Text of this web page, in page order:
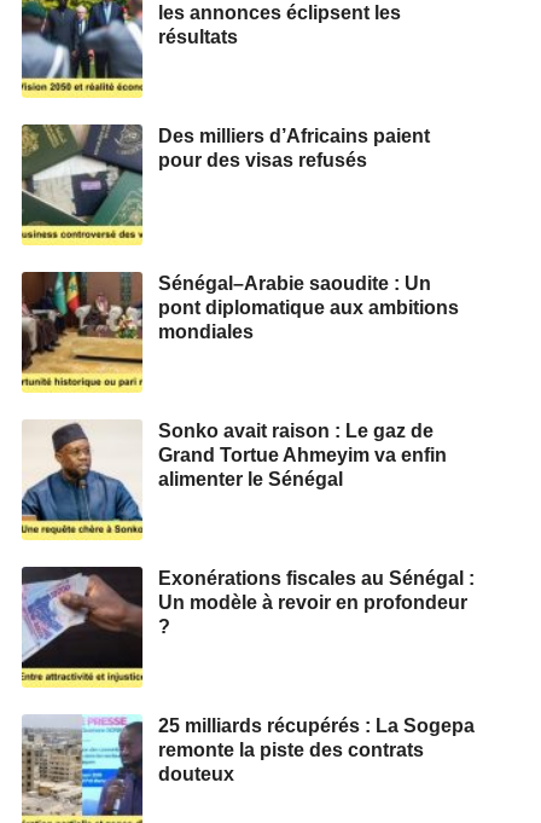
les annonces éclipsent les
résultats
Des milliers d’Africains paient
pour des visas refusés
Sénégal–Arabie saoudite : Un
pont diplomatique aux ambitions
mondiales
Sonko avait raison : Le gaz de
Grand Tortue Ahmeyim va enfin
alimenter le Sénégal
Exonérations fiscales au Sénégal :
Un modèle à revoir en profondeur
?
25 milliards récupérés : La Sogepa
remonte la piste des contrats
douteux